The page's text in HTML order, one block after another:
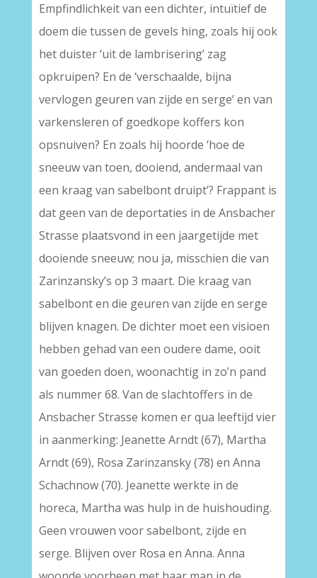
Empfindlichkeit van een dichter, intuïtief de
doem die tussen de gevels hing, zoals hij ook
het duister ‘uit de lambrisering’ zag
opkruipen? En de ‘verschaalde, bijna
vervlogen geuren van zijde en serge’ en van
varkensleren of goedkope koffers kon
opsnuiven? En zoals hij hoorde ‘hoe de
sneeuw van toen, dooiend, andermaal van
een kraag van sabelbont druipt’? Frappant is
dat geen van de deportaties in de Ansbacher
Strasse plaatsvond in een jaargetijde met
dooiende sneeuw; nou ja, misschien die van
Zarinzansky’s op 3 maart. Die kraag van
sabelbont en die geuren van zijde en serge
blijven knagen. De dichter moet een visioen
hebben gehad van een oudere dame, ooit
van goeden doen, woonachtig in zo’n pand
als nummer 68. Van de slachtoffers in de
Ansbacher Strasse komen er qua leeftijd vier
in aanmerking: Jeanette Arndt (67), Martha
Arndt (69), Rosa Zarinzansky (78) en Anna
Schachnow (70). Jeanette werkte in de
horeca, Martha was hulp in de huishouding.
Geen vrouwen voor sabelbont, zijde en
serge. Blijven over Rosa en Anna. Anna